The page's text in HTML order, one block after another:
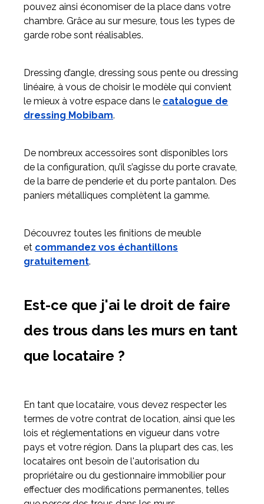
pouvez ainsi économiser de la place dans votre
chambre. Grâce au sur mesure, tous les types de
garde robe sont réalisables.
Dressing d’angle, dressing sous pente ou dressing
linéaire, à vous de choisir le modèle qui convient
le mieux à votre espace dans le catalogue de
dressing Mobibam.
De nombreux accessoires sont disponibles lors
de la configuration, qu’il s’agisse du porte cravate,
de la barre de penderie et du porte pantalon. Des
paniers métalliques complètent la gamme.
Découvrez toutes les finitions de meuble
et commandez vos échantillons
gratuitement.
Est-ce que j'ai le droit de faire
des trous dans les murs en tant
que locataire ?
En tant que locataire, vous devez respecter les
termes de votre contrat de location, ainsi que les
lois et réglementations en vigueur dans votre
pays et votre région. Dans la plupart des cas, les
locataires ont besoin de l'autorisation du
propriétaire ou du gestionnaire immobilier pour
effectuer des modifications permanentes, telles